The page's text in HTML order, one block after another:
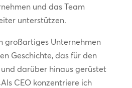
und das Team
unterstützen.
großartiges Unternehmen
Geschichte, das für den
und darüber hinaus gerüstet
CEO konzentriere ich